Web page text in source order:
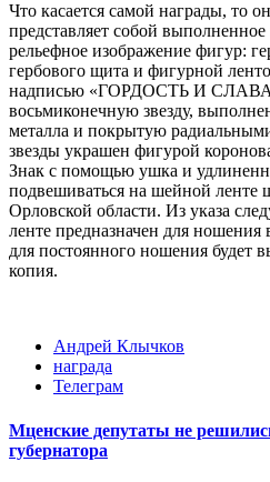
Что касается самой награды, то
представляет собой выполненное
рельефное изображение фигур:
гербового щита и фигурной
надписью «ГОРДОСТЬ И
восьмиконечную звезду,
металла и покрытую
звезды украшен фигурой
Знак с помощью ушка и
подвешиваться на шейной ленте
Орловской области. Из указа
ленте предназначен для
для постоянного ношения будет
копия.
Андрей Клычков
награда
Телеграм
Мценские депутаты не
губернатора